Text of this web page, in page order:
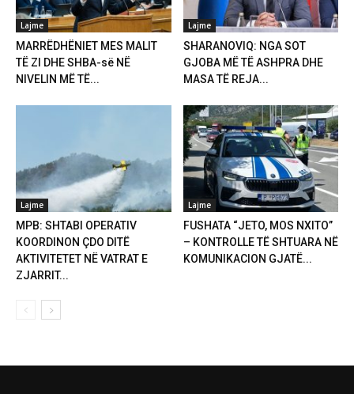
Lajme
MARRËDHËNIET MES MALIT
TË ZI DHE SHBA-së NË
NIVELIN MË TË...
Lajme
SHARANOVIQ: NGA SOT
GJOBA MË TË ASHPRA DHE
MASA TË REJA...
Lajme
MPB: SHTABI OPERATIV
KOORDINON ÇDO DITË
AKTIVITETET NË VATRAT E
ZJARRIT...
Lajme
FUSHATA “JETO, MOS NXITO”
– KONTROLLE TË SHTUARA NË
KOMUNIKACION GJATË...